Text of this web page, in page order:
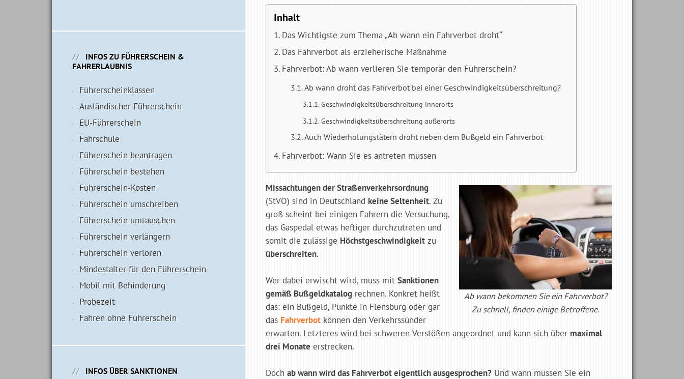
Inhalt
Das Wichtigste zum Thema „Ab wann ein Fahrverbot droht“
Das Fahrverbot als erzieherische Maßnahme
Fahrverbot: Ab wann verlieren Sie temporär den Führerschein?
Ab wann droht das Fahrverbot bei einer Geschwindigkeits­überschreitung?
Geschwindigkeitsüberschreitung innerorts
Geschwindigkeitsüberschreitung außerorts
Auch Wiederholungstätern droht neben dem Bußgeld ein Fahrverbot
Fahrverbot: Wann Sie es antreten müssen
Ab wann bekommen Sie ein Fahrverbot?
Zu schnell, finden einige Betroffene.
Missachtungen der Straßenverkehrsordnung
(StVO) sind in Deutschland keine Seltenheit. Zu
groß scheint bei einigen Fahrern die Versuchung,
das Gaspedal etwas heftiger durchzutreten und
somit die zulässige Höchstgeschwindigkeit zu
überschreiten.
Wer dabei erwischt wird, muss mit Sanktionen
gemäß Bußgeldkatalog rechnen. Konkret heißt
das: ein Bußgeld, Punkte in Flensburg oder gar
das Fahrverbot können den Verkehrssünder
erwarten. Letzteres wird bei schweren Verstößen angeordnet und kann sich über maximal
drei Monate erstrecken.
Doch ab wann wird das Fahrverbot eigentlich ausgesprochen? Und wann müssen Sie ein
INFOS ZU FÜHRERSCHEIN &
FAHRERLAUBNIS
Führerschein­klassen
Ausländischer Führerschein
EU-Führerschein
Fahrschule
Führerschein beantragen
Führerschein bestehen
Führerschein-Kosten
Führerschein umschreiben
Führerschein umtauschen
Führerschein verlängern
Führerschein verloren
Mindestalter für den Führerschein
Mobil mit Behinderung
Probezeit
Fahren ohne Führerschein
INFOS ÜBER SANKTIONEN